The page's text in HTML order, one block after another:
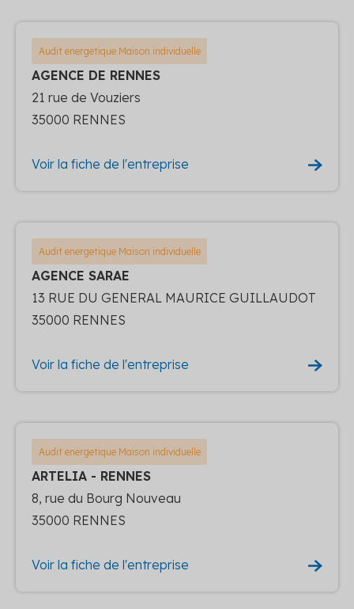
Audit energetique Maison individuelle
AGENCE DE RENNES
21 rue de Vouziers
35000 RENNES
Voir la fiche de l'entreprise
Audit energetique Maison individuelle
AGENCE SARAE
13 RUE DU GENERAL MAURICE GUILLAUDOT
35000 RENNES
Voir la fiche de l'entreprise
Audit energetique Maison individuelle
ARTELIA - RENNES
8, rue du Bourg Nouveau
35000 RENNES
Voir la fiche de l'entreprise